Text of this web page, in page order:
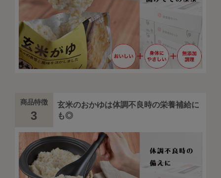
商品特徴
3
玄米のおかゆは体調不良時の栄養補給に
も◎